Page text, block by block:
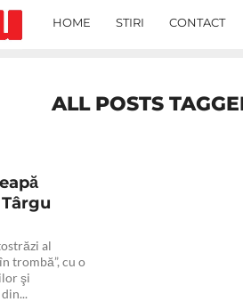
HOME STIRI CONTACT
ALL POSTS
al
trombă”, cu o
şi